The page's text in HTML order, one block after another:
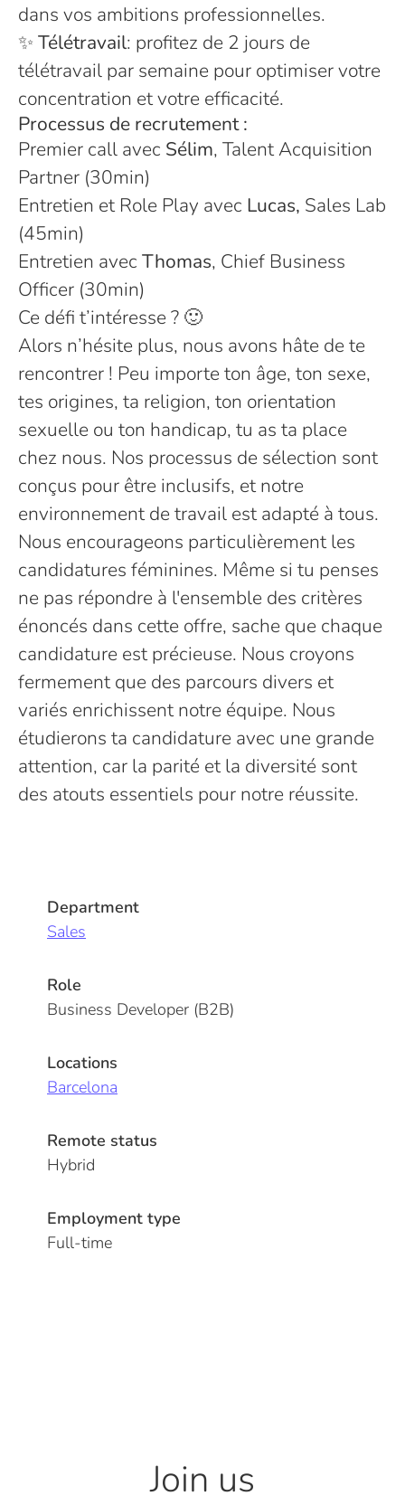
dans vos ambitions professionnelles.
✨ Télétravail: profitez de 2 jours de
télétravail par semaine pour optimiser votre
concentration et votre efficacité.
Processus de recrutement :
Premier call avec Sélim, Talent Acquisition
Partner (30min)
Entretien et Role Play avec Lucas, Sales Lab
(45min)
Entretien avec Thomas, Chief Business
Officer (30min)
Ce défi t’intéresse ? 🙂
Alors n’hésite plus, nous avons hâte de te
rencontrer ! Peu importe ton âge, ton sexe,
tes origines, ta religion, ton orientation
sexuelle ou ton handicap, tu as ta place
chez nous. Nos processus de sélection sont
conçus pour être inclusifs, et notre
environnement de travail est adapté à tous.
Nous encourageons particulièrement les
candidatures féminines. Même si tu penses
ne pas répondre à l'ensemble des critères
énoncés dans cette offre, sache que chaque
candidature est précieuse. Nous croyons
fermement que des parcours divers et
variés enrichissent notre équipe. Nous
étudierons ta candidature avec une grande
attention, car la parité et la diversité sont
des atouts essentiels pour notre réussite.
Department
Sales
Role
Business Developer (B2B)
Locations
Barcelona
Remote status
Hybrid
Employment type
Full-time
Join us